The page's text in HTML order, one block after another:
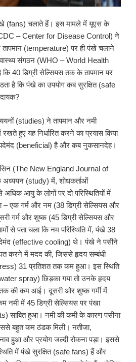
पंखे (fans) चलाते हैं। इस मामले में यूएस के
– Center for Disease Control) ने
(temperature) पर ही पंखे चलाने
संगठन (WHO – World Health
40 डिग्री सेल्सियस तक के तापमान पर
है कि पंखे का उपयोग कब सुरक्षित (safe
(studies) ने तापमान और नमी
हुए यह निर्धारित करने का प्रयास किया
(beneficial) है और कब नुकसानदेह।
(The New England Journal of
अध्ययन (study) में, शोधकर्ताओं
आयु के लोगों पर दो परिस्थितियों में
– एक गर्म और नम (38 डिग्री सेल्सियस और
गर्म और शुष्क (45 डिग्री सेल्सियस और
से पता चला कि नम परिस्थिति में, पंखे 38
(effective cooling) थे। पंखे ने पसीने
करने में मदद की, जिससे हृदय सम्बंधी
31 प्रतिशत तक कम हुआ। इस स्थिति
(water spray) छिड़का गया तो उनके हृदय
तक की कम आई। दूसरी ओर शुष्क गर्मी में
नमी में 45 डिग्री सेल्सियस पर पंखा
साबित हुआ। नमी की कमी के कारण पसीना
बहुत कम ठंडक मिली। नतीजा,
हुआ और प्रयोग जल्दी रोकना पड़ा। इससे
में पंखे सुरक्षित (safe fans) हैं और